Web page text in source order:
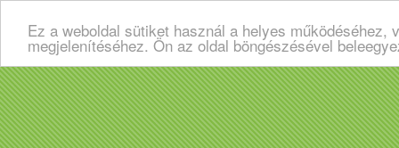
Ez a weboldal sütiket használ a helyes
megjelenítéséhez. Ön az oldal böngészésével